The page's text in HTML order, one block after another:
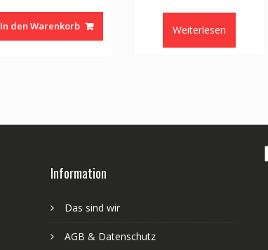
In den Warenkorb Weiterlesen
Information
Das sind wir
AGB & Datenschutz